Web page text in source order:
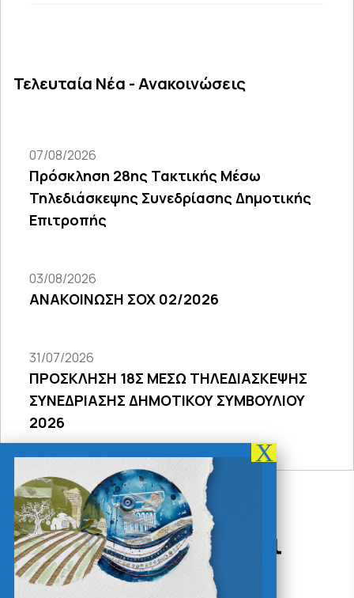
Τελευταία Νέα - Ανακοινώσεις
07/08/2026
Πρόσκληση 28ης Τακτικής Μέσω
Τηλεδιάσκεψης Συνεδρίασης Δημοτικής
Επιτροπής
03/08/2026
ΑΝΑΚΟΙΝΩΣΗ ΣΟΧ 02/2026
31/07/2026
ΠΡΟΣΚΛΗΣΗ 18Σ ΜΕΣΩ ΤΗΛΕΔΙΑΣΚΕΨΗΣ
ΣΥΝΕΔΡΙΑΣΗΣ ΔΗΜΟΤΙΚΟΥ ΣΥΜΒΟΥΛΙΟΥ
2026
Δράσεις - Χρήσιμοι
Σύνδεσμοι